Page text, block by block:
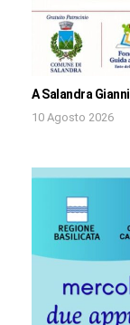
A Salandra
10 Agosto 2026